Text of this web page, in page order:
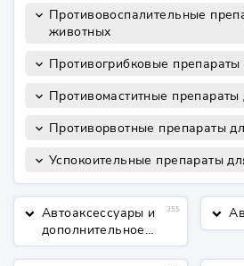
keyboard_arrow_down Противовоспалительные
животных
keyboard_arrow_down Противогрибковые
keyboard_arrow_down Противомаститные
keyboard_arrow_down Противорвотные препараты
keyboard_arrow_down Успокоительные препараты
keyboard_arrow_down Автоаксессуары и
дополнительное
оборудование
255 keyboard_arrow_down